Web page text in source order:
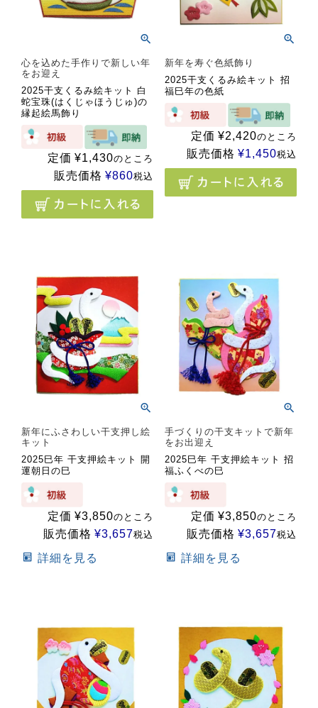
心を込めた手作りで新しい年
をお迎え
2025干支くるみ絵キット 白
蛇宝珠(はくじゃほうじゅ)の
縁起絵馬飾り
定価 ¥1,430のところ
販売価格 ¥860税込
新年を寿ぐ色紙飾り
2025干支くるみ絵キット 招
福巳年の色紙
定価 ¥2,420のところ
販売価格 ¥1,450税込
新年にふさわしい干支押し絵
キット
2025巳年 干支押絵キット 開
運朝日の巳
定価 ¥3,850のところ
販売価格 ¥3,657税込
詳細を見る
手づくりの干支キットで新年
をお出迎え
2025巳年 干支押絵キット 招
福ふくべの巳
定価 ¥3,850のところ
販売価格 ¥3,657税込
詳細を見る